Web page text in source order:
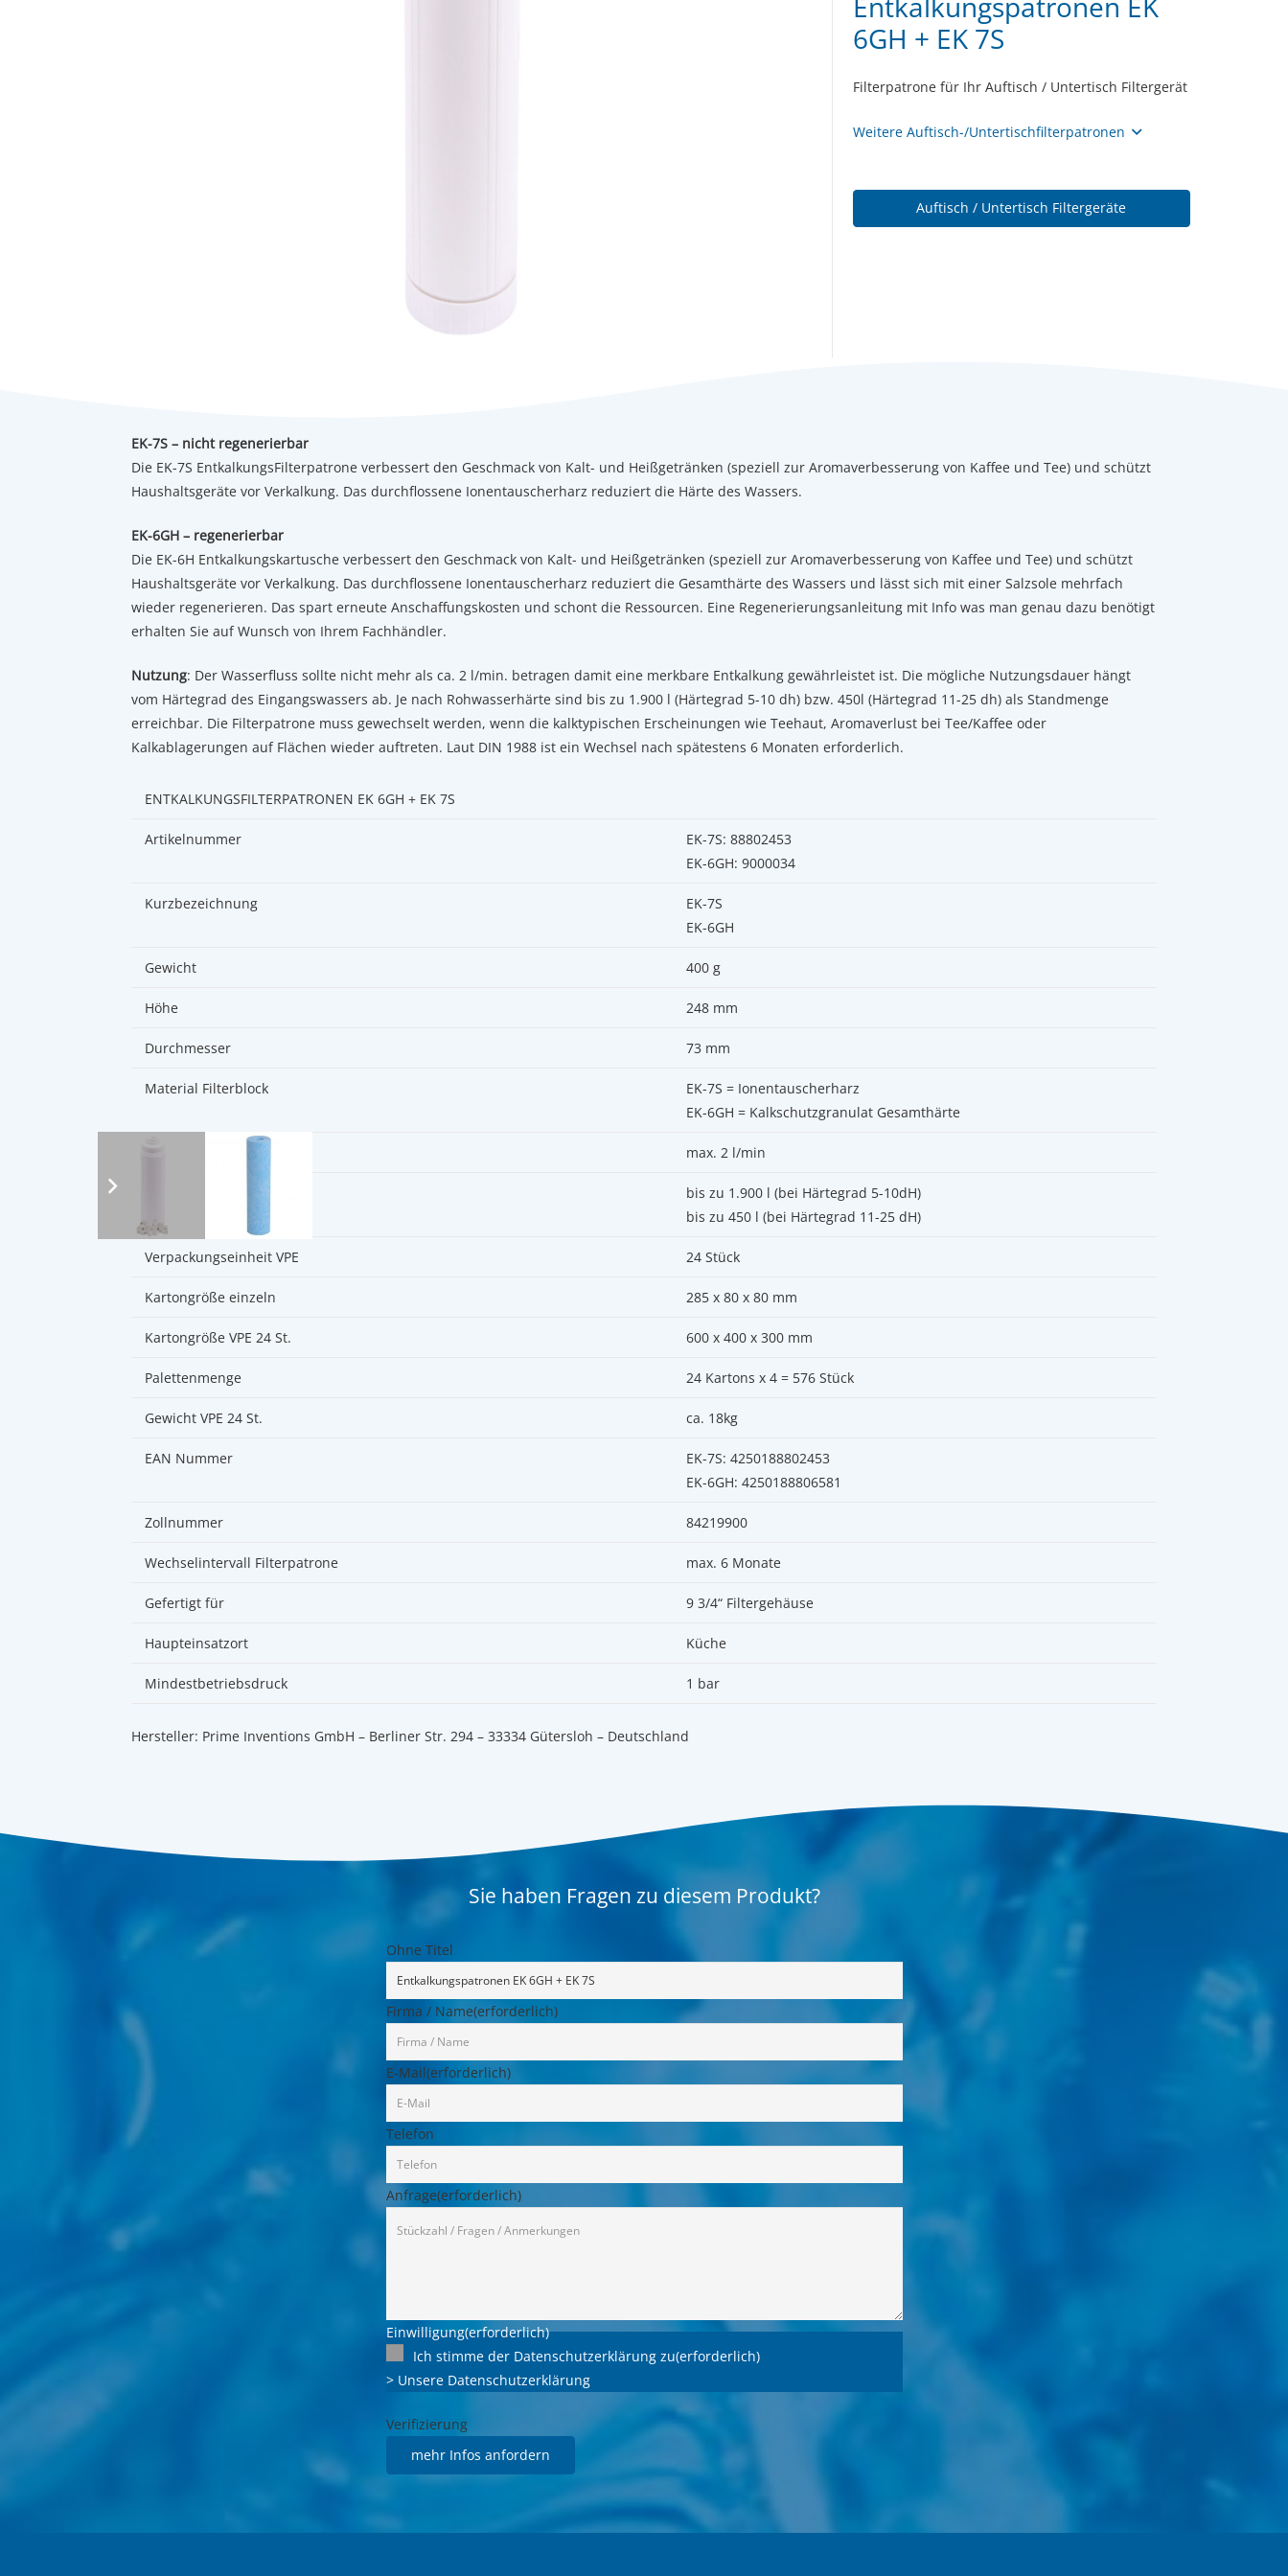
6GH + EK 7S
Filterpatrone für Ihr Auftisch / Untertisch Filtergerät
Weitere Auftisch-/Untertischfilterpatronen
Auftisch / Untertisch Filtergeräte
EK-7S – nicht regenerierbar
Die EK-7S EntkalkungsFilterpatrone verbessert den Geschmack von Kalt- und Heißgetränken (speziell zur Aromaverbesserung von Kaffee und Tee) und schützt
Haushaltsgeräte vor Verkalkung. Das durchflossene Ionentauscherharz reduziert die Härte des Wassers.
EK-6GH – regenerierbar
Die EK-6H Entkalkungskartusche verbessert den Geschmack von Kalt- und Heißgetränken (speziell zur Aromaverbesserung von Kaffee und Tee) und schützt
Haushaltsgeräte vor Verkalkung. Das durchflossene Ionentauscherharz reduziert die Gesamthärte des Wassers und lässt sich mit einer Salzsole mehrfach
wieder regenerieren. Das spart erneute Anschaffungskosten und schont die Ressourcen. Eine Regenerierungsanleitung mit Info was man genau dazu benötigt
erhalten Sie auf Wunsch von Ihrem Fachhändler.
Nutzung: Der Wasserfluss sollte nicht mehr als ca. 2 l/min. betragen damit eine merkbare Entkalkung gewährleistet ist. Die mögliche Nutzungsdauer hängt
vom Härtegrad des Eingangswassers ab. Je nach Rohwasserhärte sind bis zu 1.900 l (Härtegrad 5-10 dh) bzw. 450l (Härtegrad 11-25 dh) als Standmenge
erreichbar. Die Filterpatrone muss gewechselt werden, wenn die kalktypischen Erscheinungen wie Teehaut, Aromaverlust bei Tee/Kaffee oder
Kalkablagerungen auf Flächen wieder auftreten. Laut DIN 1988 ist ein Wechsel nach spätestens 6 Monaten erforderlich.
ENTKALKUNGSFILTERPATRONEN EK 6GH + EK 7S
Artikelnummer
EK-7S: 88802453
EK-6GH: 9000034
Kurzbezeichnung
EK-7S
EK-6GH
Gewicht 400 g
Höhe 248 mm
Durchmesser 73 mm
Material Filterblock
EK-7S = Ionentauscherharz
EK-6GH = Kalkschutzgranulat Gesamthärte
Durchflussmenge/min max. 2 l/min
bis zu 1.900 l (bei Härtegrad 5-10dH)
bis zu 450 l (bei Härtegrad 11-25 dH)
Verpackungseinheit VPE 24 Stück
Kartongröße einzeln 285 x 80 x 80 mm
Kartongröße VPE 24 St. 600 x 400 x 300 mm
Palettenmenge 24 Kartons x 4 = 576 Stück
Gewicht VPE 24 St. ca. 18kg
EAN Nummer
EK-7S: 4250188802453
EK-6GH: 4250188806581
Zollnummer 84219900
Wechselintervall Filterpatrone max. 6 Monate
Gefertigt für 9 3/4“ Filtergehäuse
Haupteinsatzort Küche
Mindestbetriebsdruck 1 bar
Hersteller: Prime Inventions GmbH – Berliner Str. 294 – 33334 Gütersloh – Deutschland
Sie haben Fragen zu diesem Produkt?
Ohne Titel
Firma / Name(erforderlich)
E-Mail(erforderlich)
Telefon
Anfrage(erforderlich)
Einwilligung(erforderlich)
Ich stimme der Datenschutzerklärung zu(erforderlich)
> Unsere Datenschutzerklärung
Verifizierung